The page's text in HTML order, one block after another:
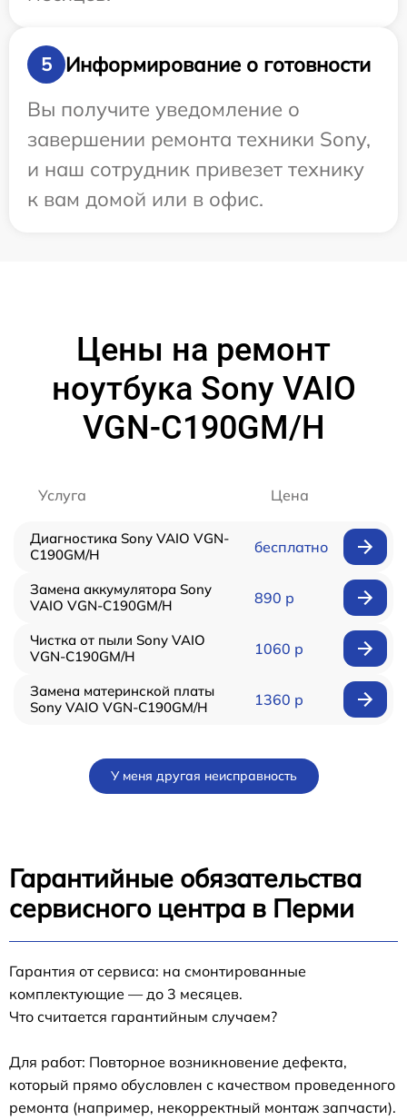
5
Информирование о готовности
Вы получите уведомление о
завершении ремонта техники Sony,
и наш сотрудник привезет технику
к вам домой или в офис.
Цены на ремонт
ноутбука Sony VAIO
VGN-C190GM/H
Услуга Цена
Диагностика Sony VAIO VGN-
C190GM/H
бесплатно
Замена аккумулятора Sony
VAIO VGN-C190GM/H
890 р
Чистка от пыли Sony VAIO
VGN-C190GM/H
1060 р
Замена материнской платы
Sony VAIO VGN-C190GM/H
1360 р
У меня другая неисправность
Гарантийные обязательства
сервисного центра в Перми
Гарантия от сервиса: на смонтированные
комплектующие — до 3 месяцев.
Что считается гарантийным случаем?
Для работ: Повторное возникновение дефекта,
который прямо обусловлен с качеством проведенного
ремонта (например, некорректный монтаж запчасти).